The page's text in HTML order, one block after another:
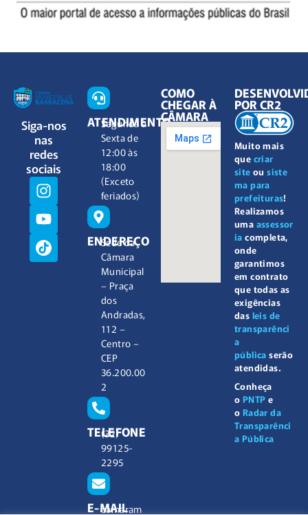
Siga-nos
nas
redes
sociais
ATENDIMENTO
Segunda à
Sexta de
12:00 às
18:00
(Exceto
feriados)
ENDEREÇO
Sede da
Câmara
Municipal
– Praça
dos
Andradas,
112 –
Centro –
CEP
36.200.00
2
TELEFONE
(32)
99125-
2295
E-MAIL
camaram
COMO
CHEGAR À
CÂMARA
Muito mais
que criar
site ousiste
ma para
prefeituras!
Realizamos
uma assessor
ia completa,
onde
garantimos
em contrato
que todas as
exigências
das leis de
transparênci
a
pública serão
atendidas.
Conheça
o PNTP e
o Radar da
Transparênci
a Pública
POR CR2